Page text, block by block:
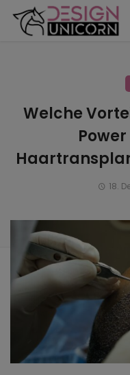
Welche
18.